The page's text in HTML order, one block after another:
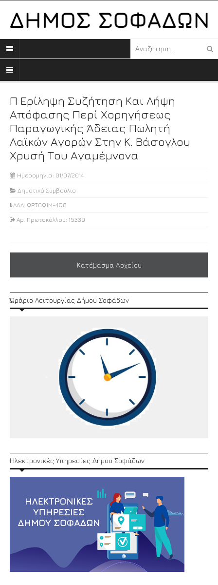
Π Ερίληψη Συζήτηση Και Λήψη
Απόφασης Περί Χορηγήσεως
Παραγωγικής Άδειας Πωλητή
Λαϊκών Αγορών Στην Κ. Βάσογλου
Χρυσή Του Αγαμέμνονα
Ημερομηνία: 01/07/2014
Δημοτικό Συμβούλιο
ΑΔΑ: ΩΡΞ0Ω1Μ-4Ω8
Αρ. Πρωτοκόλλου: 15339
Κατέβασμα Αρχείου
Ώράριο Λειτουργίας Δήμου Σοφάδων
Ηλεκτρονικές Υπηρεσίες Δήμου Σοφάδων